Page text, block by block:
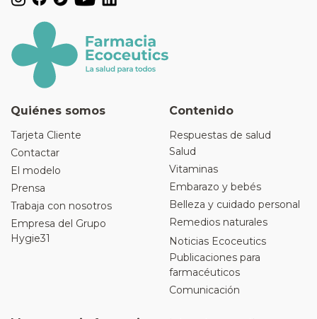
Quiénes somos
Tarjeta Cliente
Contactar
El modelo
Prensa
Trabaja con nosotros
Empresa del Grupo
Hygie31
Contenido
Respuestas de salud
Salud
Vitaminas
Embarazo y bebés
Belleza y cuidado personal
Remedios naturales
Noticias Ecoceutics
Publicaciones para
farmacéuticos
Comunicación